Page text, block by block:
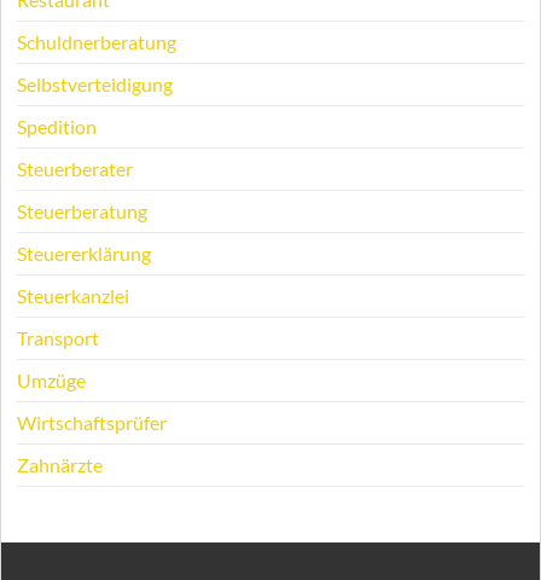
Schuldnerberatung
Selbstverteidigung
Spedition
Steuerberater
Steuerberatung
Steuererklärung
Steuerkanzlei
Transport
Umzüge
Wirtschaftsprüfer
Zahnärzte